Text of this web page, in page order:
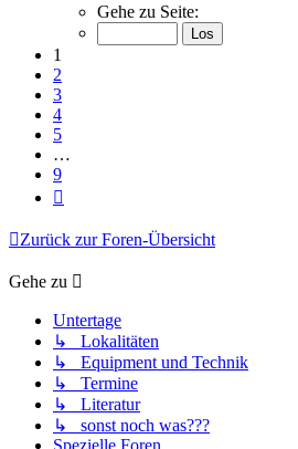
von
Gehe zu Seite:
1
2
3
4
5
…
9
Zurück zur Foren-Übersicht
Gehe zu
Untertage
↳ Lokalitäten
↳ Equipment und Technik
↳ Termine
↳ Literatur
↳ sonst noch was???
Spezielle Foren